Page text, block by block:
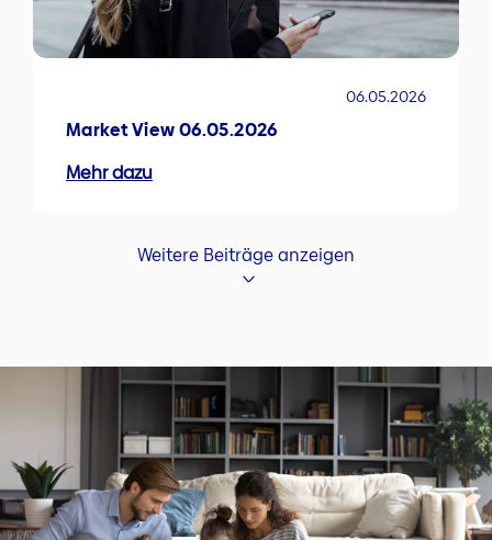
06.05.2026
Market View 06.05.2026
Mehr dazu
Weitere Beiträge anzeigen